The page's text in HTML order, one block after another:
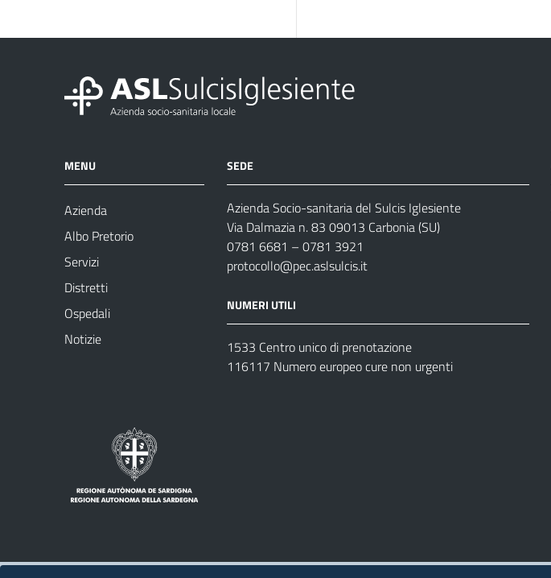
MENU
Azienda
Albo Pretorio
Servizi
Distretti
Ospedali
Notizie
SEDE
Azienda Socio-sanitaria del Sulcis Iglesiente
Via Dalmazia n. 83 09013 Carbonia (SU)
0781 6681 – 0781 3921
protocollo@pec.aslsulcis.it
NUMERI UTILI
1533 Centro unico di prenotazione
116117 Numero europeo cure non urgenti